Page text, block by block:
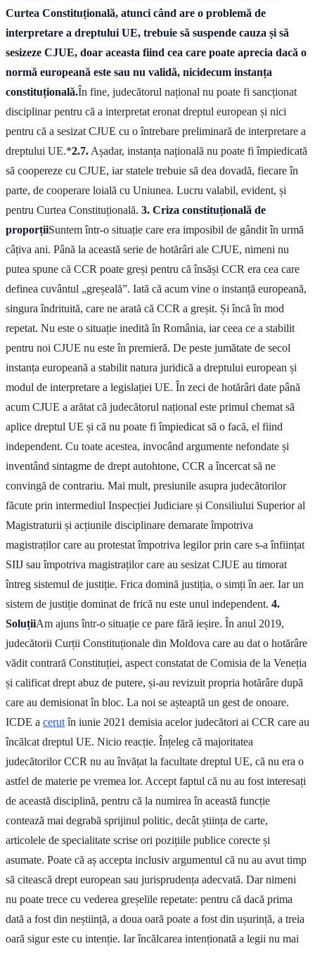
Curtea Constituțională, atunci când are o problemă de
interpretare a dreptului UE, trebuie să suspende cauza și să
sesizeze CJUE, doar aceasta fiind cea care poate aprecia dacă o
normă europeană este sau nu validă, nicidecum instanța
constituțională.În fine, judecătorul național nu poate fi sancționat
disciplinar pentru că a interpretat eronat dreptul european și nici
pentru că a sesizat CJUE cu o întrebare preliminară de interpretare a
dreptului UE.*2.7. Așadar, instanța națională nu poate fi împiedicată
să coopereze cu CJUE, iar statele trebuie să dea dovadă, fiecare în
parte, de cooperare loială cu Uniunea. Lucru valabil, evident, și
pentru Curtea Constituțională. 3. Criza constituțională de
proporțiiSuntem într-o situație care era imposibil de gândit în urmă
câțiva ani. Până la această serie de hotărâri ale CJUE, nimeni nu
putea spune că CCR poate greși pentru că însăși CCR era cea care
definea cuvântul „greșeală”. Iată că acum vine o instanță europeană,
singura îndrituită, care ne arată că CCR a greșit. Și încă în mod
repetat. Nu este o situație inedită în România, iar ceea ce a stabilit
pentru noi CJUE nu este în premieră. De peste jumătate de secol
instanța europeană a stabilit natura juridică a dreptului european și
modul de interpretare a legislației UE. În zeci de hotărâri date până
acum CJUE a arătat că judecătorul național este primul chemat să
aplice dreptul UE și că nu poate fi împiedicat să o facă, el fiind
independent. Cu toate acestea, invocând argumente nefondate și
inventând sintagme de drept autohtone, CCR a încercat să ne
convingă de contrariu. Mai mult, presiunile asupra judecătorilor
făcute prin intermediul Inspecției Judiciare și Consiliului Superior al
Magistraturii și acțiunile disciplinare demarate împotriva
magistraților care au protestat împotriva legilor prin care s-a înființat
SIIJ sau împotriva magistraților care au sesizat CJUE au timorat
întreg sistemul de justiție. Frica domină justiția, o simți în aer. Iar un
sistem de justiție dominat de frică nu este unul independent. 4.
SoluțiiAm ajuns într-o situație ce pare fără ieșire. În anul 2019,
judecătorii Curții Constituționale din Moldova care au dat o hotărâre
vădit contrară Constituției, aspect constatat de Comisia de la Veneția
și calificat drept abuz de putere, și-au revizuit propria hotărâre după
care au demisionat în bloc. La noi se așteaptă un gest de onoare.
ICDE a cerutîn iunie 2021 demisia acelor judecători ai CCR care au
încălcat dreptul UE. Nicio reacție. Înțeleg că majoritatea
judecătorilor CCR nu au învățat la facultate dreptul UE, că nu era o
astfel de materie pe vremea lor. Accept faptul că nu au fost interesați
de această disciplină, pentru că la numirea în această funcție
contează mai degrabă sprijinul politic, decât știința de carte,
articolele de specialitate scrise ori pozițiile publice corecte și
asumate. Poate că aș accepta inclusiv argumentul că nu au avut timp
să citească drept european sau jurisprudența adecvată. Dar nimeni
nu poate trece cu vederea greșelile repetate: pentru că dacă prima
dată a fost din neștiință, a doua oară poate a fost din ușurință, a treia
oară sigur este cu intenție. Iar încălcarea intenționată a legii nu mai